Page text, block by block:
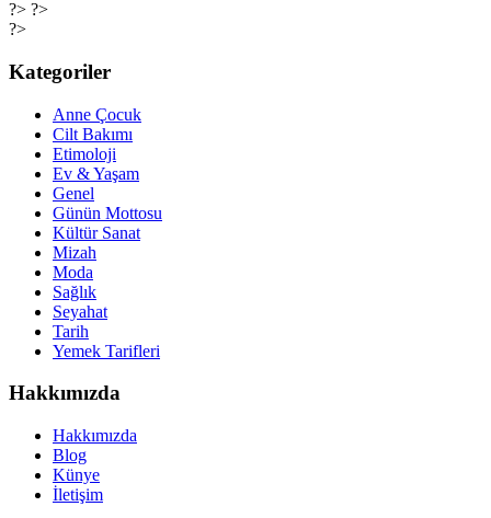
?> ?>
?>
Kategoriler
Anne Çocuk
Cilt Bakımı
Etimoloji
Ev & Yaşam
Genel
Günün Mottosu
Kültür Sanat
Mizah
Moda
Sağlık
Seyahat
Tarih
Yemek Tarifleri
Hakkımızda
Hakkımızda
Blog
Künye
İletişim